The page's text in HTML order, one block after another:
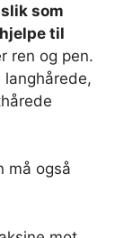
som
til
ren og pen.
må også